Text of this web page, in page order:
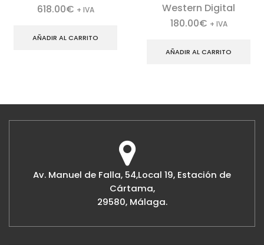
618.00€ + IVA
AÑADIR AL CARRITO
Western Digital
180.00€ + IVA
AÑADIR AL CARRITO
Av. Manuel de Falla, 54,Local 19, Estación de
Cártama,
29580, Málaga.